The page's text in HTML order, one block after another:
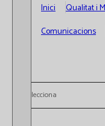
Inici Qualitat i
Comunicacions
Selecciona